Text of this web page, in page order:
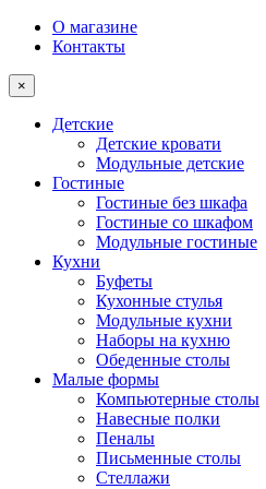
О магазине
Контакты
×
Детские
Детские кровати
Модульные детские
Гостиные
Гостиные без шкафа
Гостиные со шкафом
Модульные гостиные
Кухни
Буфеты
Кухонные стулья
Модульные кухни
Наборы на кухню
Обеденные столы
Малые формы
Компьютерные столы
Навесные полки
Пеналы
Письменные столы
Стеллажи